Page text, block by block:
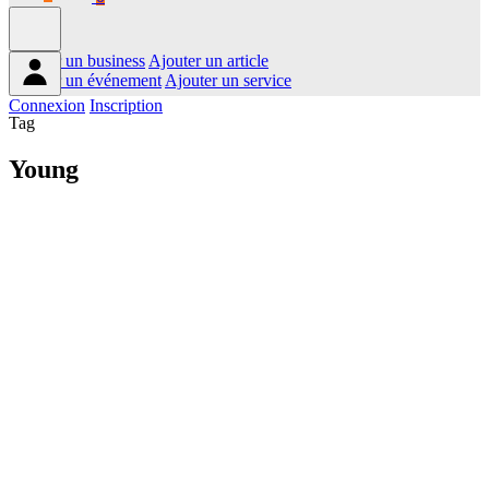
Ajouter un business Ajouter un article
Ajouter un événement Ajouter un service
Connexion Inscription
Tag
Young